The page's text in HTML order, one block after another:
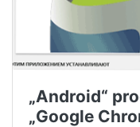
„Android“
„Google